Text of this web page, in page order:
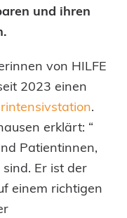
und ihren
von HILFE
2023 einen
.
erklärt: “
Patientinnen,
Er ist der
einem richtigen